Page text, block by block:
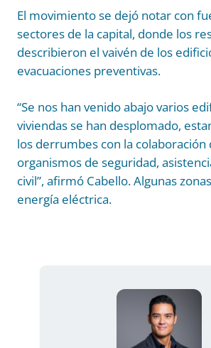
El movimiento se dejó notar con
sectores de la capital, donde los
describieron el vaivén de los
evacuaciones preventivas.
“Se nos han venido abajo varios
viviendas se han desplomado,
los derrumbes con la colaboración
organismos de seguridad,
civil”, afirmó Cabello. Algunas
energía eléctrica.